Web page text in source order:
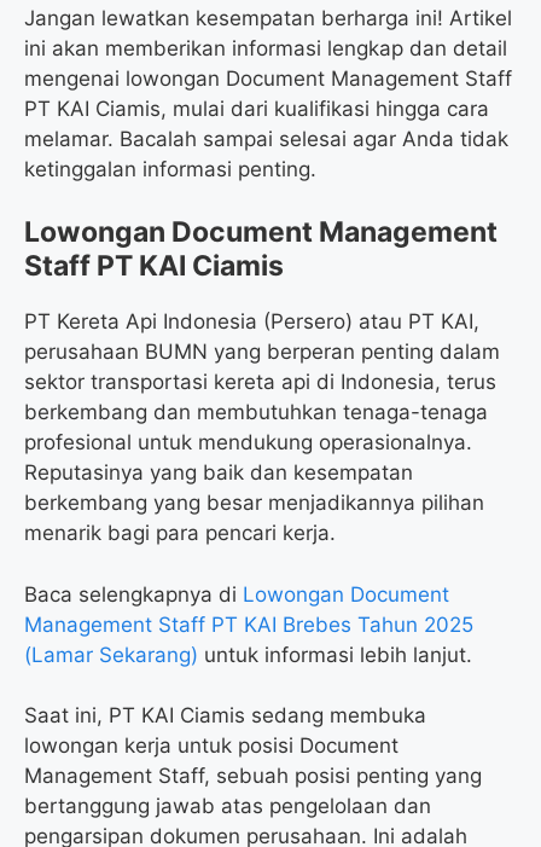
Jangan lewatkan kesempatan berharga ini! Artikel
ini akan memberikan informasi lengkap dan detail
mengenai lowongan Document Management Staff
PT KAI Ciamis, mulai dari kualifikasi hingga cara
melamar. Bacalah sampai selesai agar Anda tidak
ketinggalan informasi penting.
Lowongan Document Management
Staff PT KAI Ciamis
PT Kereta Api Indonesia (Persero) atau PT KAI,
perusahaan BUMN yang berperan penting dalam
sektor transportasi kereta api di Indonesia, terus
berkembang dan membutuhkan tenaga-tenaga
profesional untuk mendukung operasionalnya.
Reputasinya yang baik dan kesempatan
berkembang yang besar menjadikannya pilihan
menarik bagi para pencari kerja.
Baca selengkapnya di Lowongan Document
Management Staff PT KAI Brebes Tahun 2025
(Lamar Sekarang) untuk informasi lebih lanjut.
Saat ini, PT KAI Ciamis sedang membuka
lowongan kerja untuk posisi Document
Management Staff, sebuah posisi penting yang
bertanggung jawab atas pengelolaan dan
pengarsipan dokumen perusahaan. Ini adalah